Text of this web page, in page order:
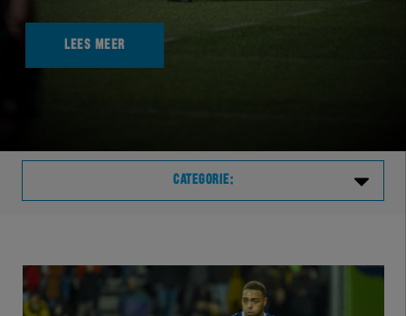
LEES MEER
CATEGORIE: